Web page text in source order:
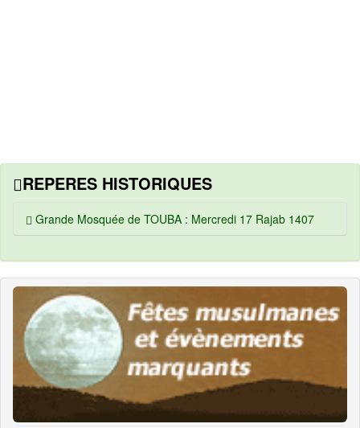
REPERES HISTORIQUES
Grande Mosquée de TOUBA : Mercredi 17 Rajab 1407